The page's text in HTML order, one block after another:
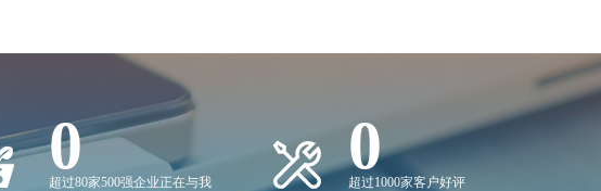
0
超过80家500强企业正在与我
0
超过1000家客户好评